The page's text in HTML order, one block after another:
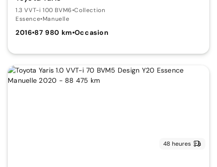
1.3 VVT-i 100 BVM6•Collection
Essence•Manuelle
2016•87 980 km•Occasion
48 heures